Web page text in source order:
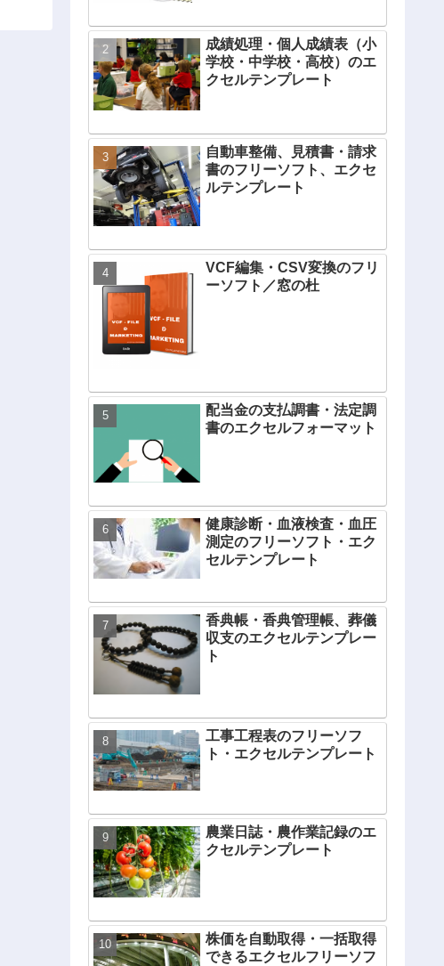
成績処理・個人成績表（小
学校・中学校・高校）のエ
クセルテンプレート
自動車整備、見積書・請求
書のフリーソフト、エクセ
ルテンプレート
VCF編集・CSV変換のフリ
ーソフト／窓の杜
配当金の支払調書・法定調
書のエクセルフォーマット
健康診断・血液検査・血圧
測定のフリーソフト・エク
セルテンプレート
香典帳・香典管理帳、葬儀
収支のエクセルテンプレー
ト
工事工程表のフリーソフ
ト・エクセルテンプレート
農業日誌・農作業記録のエ
クセルテンプレート
株価を自動取得・一括取得
できるエクセルフリーソフ